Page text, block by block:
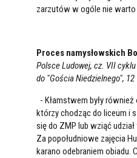
zarzutów w ogóle nie
Proces namysłowskich
Polsce Ludowej, cz. VII
do "Gościa Niedzielnego", 12
- Kłamstwem były
którzy chodząc do liceum i
się do ZMP lub wziąć
Za popołudniowe zajęcia
karano odebraniem obiadu.